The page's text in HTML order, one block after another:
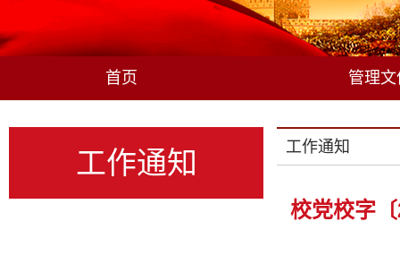
首页 管理文
工作通知 工作通知
校党校字